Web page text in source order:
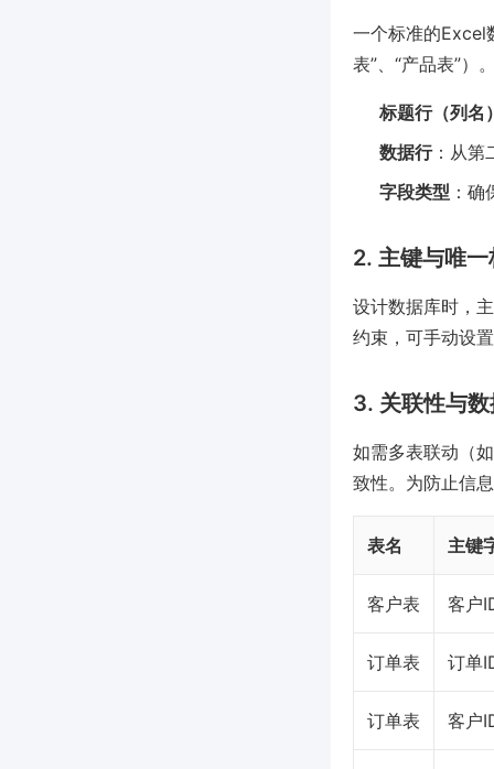
一个标准的Excel
表”、“产品表”）
标题行（列名
数据行：从第
字段类型 ：
2. 主键与唯一
设计数据库时，
约束，可手动设
3. 关联性与
如需多表联动（
致性。为防止信
表名 主键
客户表 客户
订单表 订单
订单表 客户